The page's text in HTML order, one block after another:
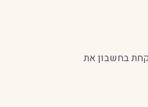
יש גם לקחת בחשבון את